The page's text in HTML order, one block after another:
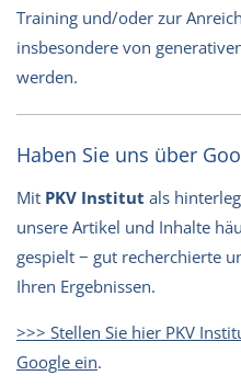
Training und/oder zur
insbesondere von
werden.
Haben Sie uns über
Mit PKV Institut als
unsere Artikel und Inhalte
gespielt − gut recherchierte
Ihren Ergebnissen.
>>> Stellen Sie hier PKV
Google ein.